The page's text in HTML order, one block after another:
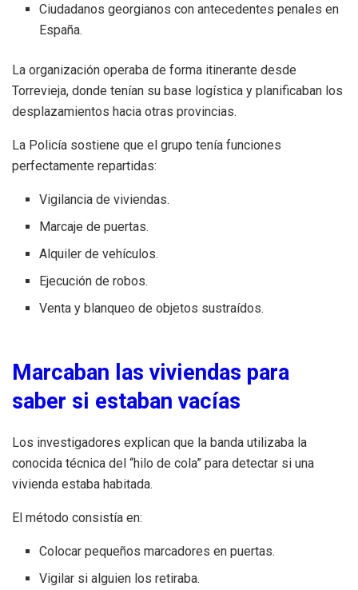
Ciudadanos georgianos con antecedentes penales en
España.
La organización operaba de forma itinerante desde
Torrevieja, donde tenían su base logística y planificaban los
desplazamientos hacia otras provincias.
La Policía sostiene que el grupo tenía funciones
perfectamente repartidas:
Vigilancia de viviendas.
Marcaje de puertas.
Alquiler de vehículos.
Ejecución de robos.
Venta y blanqueo de objetos sustraídos.
Marcaban las viviendas para
saber si estaban vacías
Los investigadores explican que la banda utilizaba la
conocida técnica del “hilo de cola” para detectar si una
vivienda estaba habitada.
El método consistía en:
Colocar pequeños marcadores en puertas.
Vigilar si alguien los retiraba.